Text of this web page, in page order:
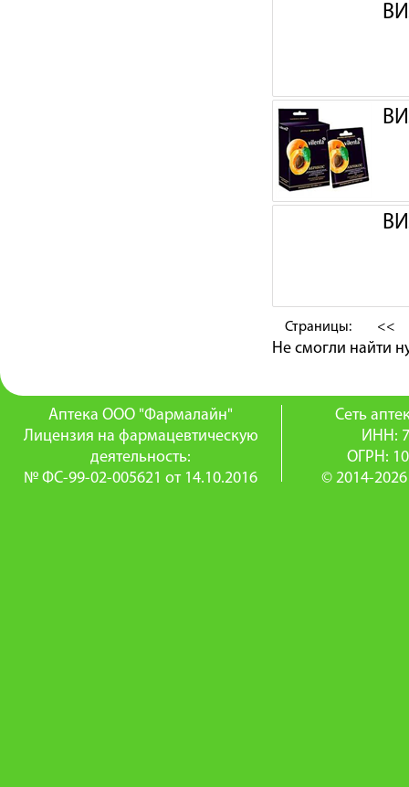
Страницы: <<
Не смогли найти
Аптека ООО "Фармалайн"
Лицензия на фармацевтическую
деятельность:
№ ФС-99-02-005621 от 14.10.2016
Сеть
ИНН:
ОГРН:
© 2014-